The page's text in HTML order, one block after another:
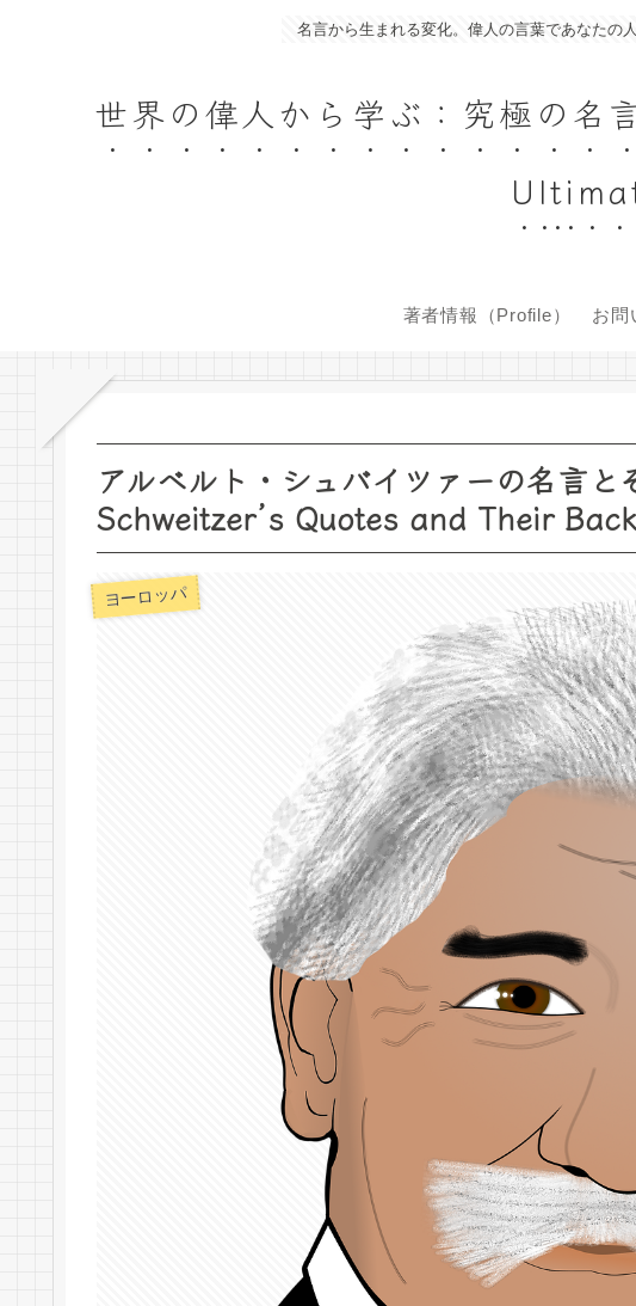
名言から生まれる変化。偉人の言葉であなたの
世界の偉人から学ぶ：究極
著者情報（Profile） お問
アルベルト・シュバイツァーの名言
Schweitzer’s Quotes and Their
ヨーロッパ